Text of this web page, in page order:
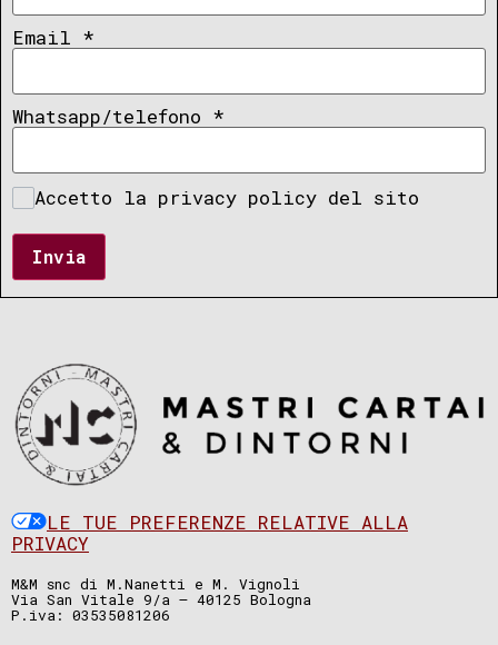
Email *
Whatsapp/telefono *
Accetto la privacy policy del sito
Invia
LE TUE PREFERENZE RELATIVE ALLA
PRIVACY
M&M snc di M.Nanetti e M. Vignoli
Via San Vitale 9/a – 40125 Bologna
P.iva: 03535081206